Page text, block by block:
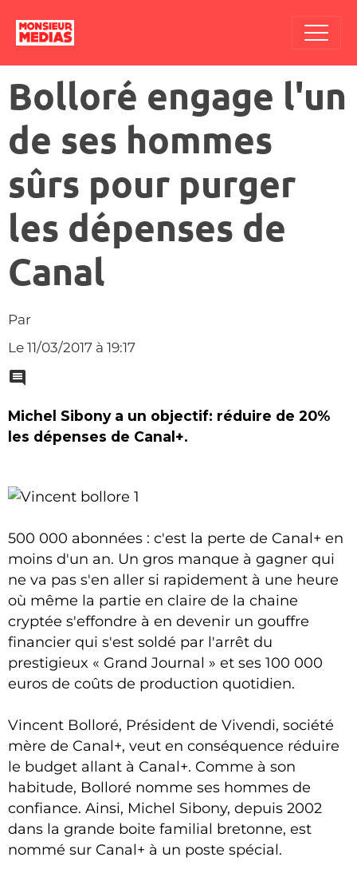
Bolloré engage l'un
de ses hommes
sûrs pour purger
les dépenses de
Canal
Par
Le 11/03/2017 à 19:17
Michel Sibony a un objectif: réduire de 20%
les dépenses de Canal+.
500 000 abonnées : c'est la perte de Canal+ en
moins d'un an. Un gros manque à gagner qui
ne va pas s'en aller si rapidement à une heure
où même la partie en claire de la chaine
cryptée s'effondre à en devenir un gouffre
financier qui s'est soldé par l'arrêt du
prestigieux « Grand Journal » et ses 100 000
euros de coûts de production quotidien.
Vincent Bolloré, Président de Vivendi, société
mère de Canal+, veut en conséquence réduire
le budget allant à Canal+. Comme à son
habitude, Bolloré nomme ses hommes de
confiance. Ainsi, Michel Sibony, depuis 2002
dans la grande boite familial bretonne, est
nommé sur Canal+ à un poste spécial.